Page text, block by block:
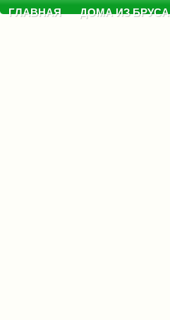
ГЛАВНАЯ
ДОМА ИЗ БРУСА